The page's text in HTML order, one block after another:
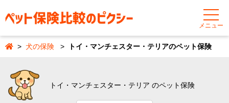
メニュー
犬の保険 トイ・マンチェスター・テリアのペット保険
トイ・マンチェスター・テリア のペット保険